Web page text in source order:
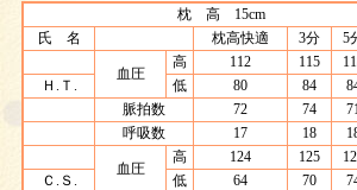
枕 高 15cm
氏 名
枕高快適 3分 5
血圧
高 112 115
Ｈ.Ｔ.
低 80 84
脈拍数
72 74
呼吸数
17 18
血圧
高 124 125
Ｃ.Ｓ.
低 64 70